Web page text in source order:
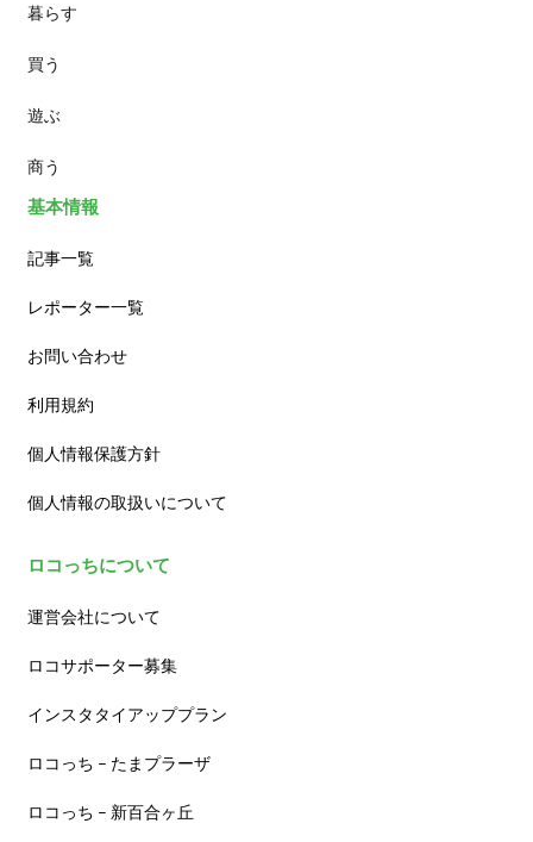
スイーツ
ランチ
カフェ
暮らす
買う
遊ぶ
商う
基本情報
記事一覧
レポーター一覧
お問い合わせ
利用規約
個人情報保護方針
個人情報の取扱いについて
ロコっちについて
運営会社について
ロコサポーター募集
インスタタイアッププラン
ロコっち – たまプラーザ
ロコっち – 新百合ヶ丘